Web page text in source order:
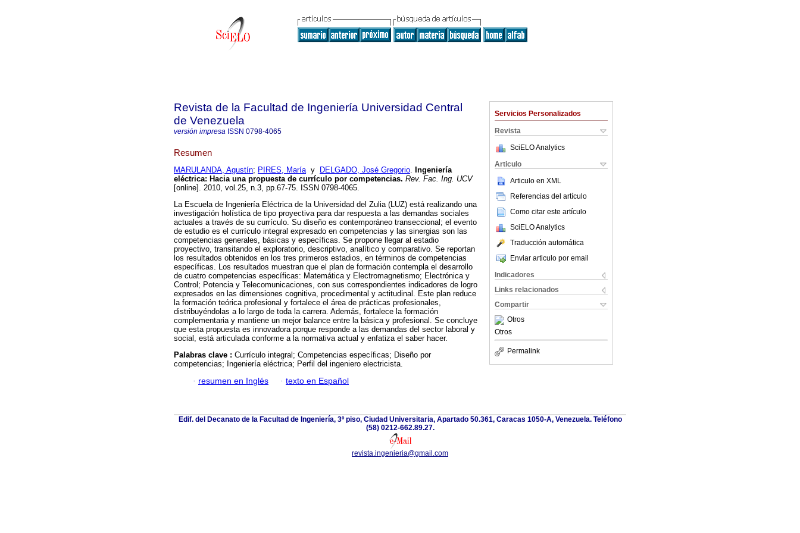
Servicios Personalizados
Revista
SciELO Analytics
Articulo
Articulo en XML
Referencias del artículo
Como citar este artículo
SciELO Analytics
Traducción automática
Enviar articulo por email
Indicadores
Links relacionados
Compartir
Otros
Otros
Permalink
Revista de la Facultad de Ingeniería Universidad Central
de Venezuela
versión impresa ISSN 0798-4065
Resumen
MARULANDA, Agustín; PIRES, Maríay DELGADO, José Gregorio. Ingeniería
eléctrica: Hacia una propuesta de currículo por competencias. Rev. Fac. Ing. UCV
[online]. 2010, vol.25, n.3, pp.67-75. ISSN 0798-4065.
La Escuela de Ingeniería Eléctrica de la Universidad del Zulia (LUZ) está realizando una
investigación holística de tipo proyectiva para dar respuesta a las demandas sociales
actuales a través de su currículo. Su diseño es contemporáneo transeccional; el evento
de estudio es el currículo integral expresado en competencias y las sinergias son las
competencias generales, básicas y específicas. Se propone llegar al estadio
proyectivo, transitando el exploratorio, descriptivo, analítico y comparativo. Se reportan
los resultados obtenidos en los tres primeros estadios, en términos de competencias
específicas. Los resultados muestran que el plan de formación contempla el desarrollo
de cuatro competencias específicas: Matemática y Electromagnetismo; Electrónica y
Control; Potencia y Telecomunicaciones, con sus correspondientes indicadores de logro
expresados en las dimensiones cognitiva, procedimental y actitudinal. Este plan reduce
la formación teórica profesional y fortalece el área de prácticas profesionales,
distribuyéndolas a lo largo de toda la carrera. Además, fortalece la formación
complementaria y mantiene un mejor balance entre la básica y profesional. Se concluye
que esta propuesta es innovadora porque responde a las demandas del sector laboral y
social, está articulada conforme a la normativa actual y enfatiza el saber hacer.
Palabras clave : Currículo integral; Competencias específicas; Diseño por
competencias; Ingeniería eléctrica; Perfil del ingeniero electricista.
· resumen en Inglés · texto en Español
Edif. del Decanato de la Facultad de Ingeniería, 3º piso, Ciudad Universitaria, Apartado 50.361, Caracas 1050-A, Venezuela. Teléfono
(58) 0212-662.89.27.
revista.ingenieria@gmail.com